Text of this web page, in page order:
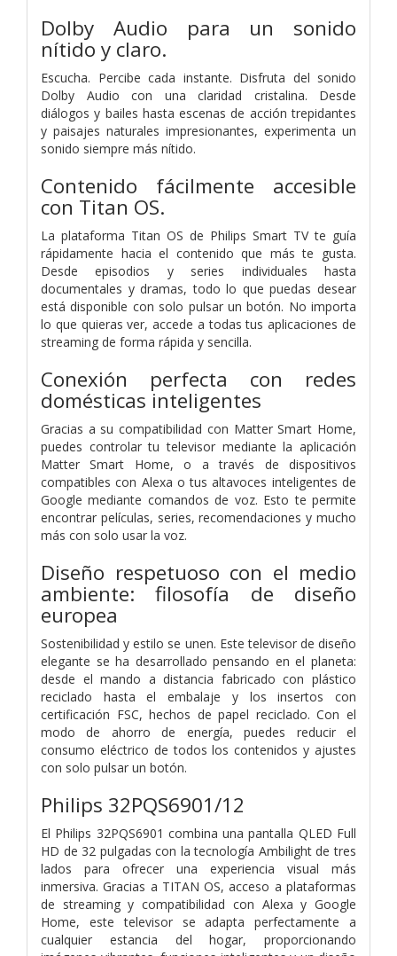
Dolby Audio para un sonido
nítido y claro.
Escucha. Percibe cada instante. Disfruta del sonido
Dolby Audio con una claridad cristalina. Desde
diálogos y bailes hasta escenas de acción trepidantes
y paisajes naturales impresionantes, experimenta un
sonido siempre más nítido.
Contenido fácilmente accesible
con Titan OS.
La plataforma Titan OS de Philips Smart TV te guía
rápidamente hacia el contenido que más te gusta.
Desde episodios y series individuales hasta
documentales y dramas, todo lo que puedas desear
está disponible con solo pulsar un botón. No importa
lo que quieras ver, accede a todas tus aplicaciones de
streaming de forma rápida y sencilla.
Conexión perfecta con redes
domésticas inteligentes
Gracias a su compatibilidad con Matter Smart Home,
puedes controlar tu televisor mediante la aplicación
Matter Smart Home, o a través de dispositivos
compatibles con Alexa o tus altavoces inteligentes de
Google mediante comandos de voz. Esto te permite
encontrar películas, series, recomendaciones y mucho
más con solo usar la voz.
Diseño respetuoso con el medio
ambiente: filosofía de diseño
europea
Sostenibilidad y estilo se unen. Este televisor de diseño
elegante se ha desarrollado pensando en el planeta:
desde el mando a distancia fabricado con plástico
reciclado hasta el embalaje y los insertos con
certificación FSC, hechos de papel reciclado. Con el
modo de ahorro de energía, puedes reducir el
consumo eléctrico de todos los contenidos y ajustes
con solo pulsar un botón.
Philips 32PQS6901/12
El Philips 32PQS6901 combina una pantalla QLED Full
HD de 32 pulgadas con la tecnología Ambilight de tres
lados para ofrecer una experiencia visual más
inmersiva. Gracias a TITAN OS, acceso a plataformas
de streaming y compatibilidad con Alexa y Google
Home, este televisor se adapta perfectamente a
cualquier estancia del hogar, proporcionando